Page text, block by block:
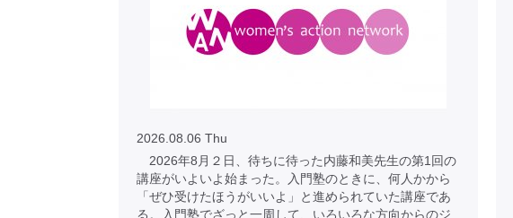
2026.08.06 Thu
2026年8月２日、待ちに待った内藤和美先生の第1回の
講座がいよいよ始まった。入門塾のときに、何人かから
「ぜひ受けたほうがいいよ」と進められていた講座であ
る。入門塾でざっと一周して、いろいろな方向からのジ